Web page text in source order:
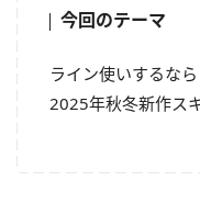
今回のテーマ
ライン使いするな
2025年秋冬新作ス